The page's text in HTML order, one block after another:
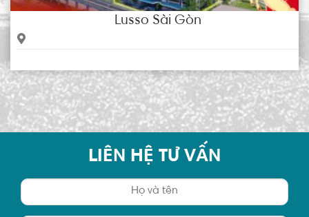
Lusso Sài Gòn
LIÊN HỆ TƯ VẤN